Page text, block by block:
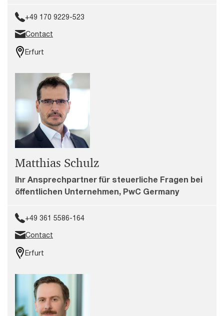
+49 170 9229-523
Contact
Erfurt
Matthias Schulz
Ihr Ansprechpartner für steuerliche Fragen bei
öffentlichen Unternehmen, PwC Germany
+49 361 5586-164
Contact
Erfurt